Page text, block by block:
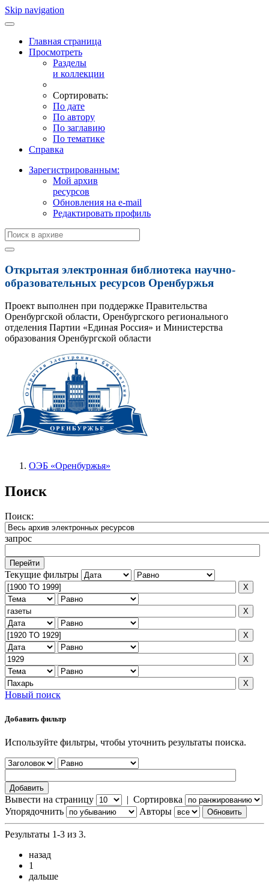
Skip navigation
Главная страница
Просмотреть
Разделы
и коллекции
Сортировать:
По дате
По автору
По заглавию
По тематике
Справка
Зарегистрированным:
Мой архив
ресурсов
Обновления на e-mail
Редактировать профиль
Открытая электронная библиотека научно-
образовательных ресурсов Оренбуржья
Проект выполнен при поддержке Правительства
Оренбургской области, Оренбургского регионального
отделения Партии «Единая Россия» и Министерства
образования Оренбургской области
ОЭБ «Оренбуржья»
Поиск
Поиск:
запрос
Текущие фильтры
Новый поиск
Добавить фильтр
Используйте фильтры, чтобы уточнить результаты поиска.
Вывести на страницу | Сортировка
Упорядочнить
Авторы
Результаты 1-3 из 3.
назад
1
дальше